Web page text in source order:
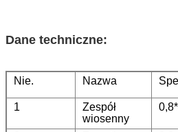
Dane techniczne:
Nie. Nazwa
1
Zespół
wiosenny